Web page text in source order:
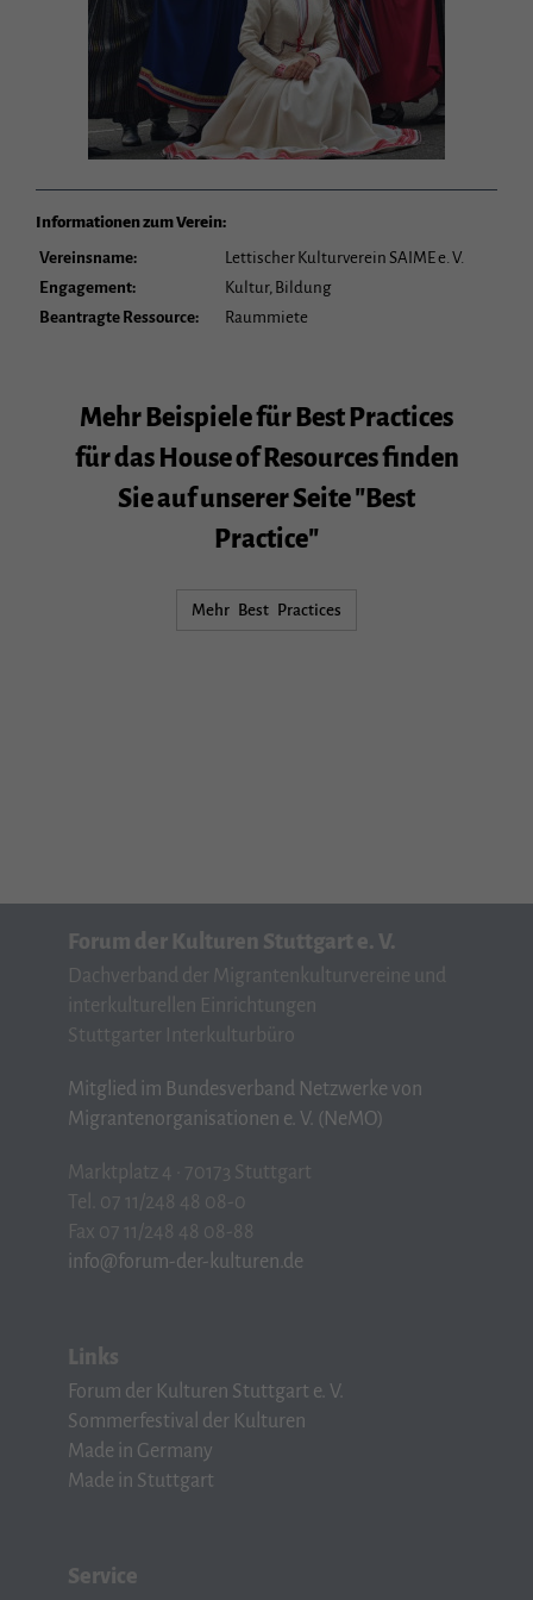
Informationen zum Verein:
Vereinsname:
Lettischer Kulturverein SAIME e. V.
Engagement:
Kultur, Bildung
Beantragte Ressource:
Raummiete
Mehr Beispiele für Best Practices
für das House of Resources finden
Sie auf unserer Seite "Best
Practice"
Mehr Best Practices
Forum der Kulturen Stuttgart e. V.
Dachverband der Migrantenkulturvereine und
interkulturellen Einrichtungen
Stuttgarter Interkulturbüro
Mitglied im Bundesverband Netzwerke von
Migrantenorganisationen e. V. (NeMO)
Marktplatz 4 · 70173 Stuttgart
Tel. 07 11/248 48 08-0
Fax 07 11/248 48 08-88
info@forum-der-kulturen.de
Links
Forum der Kulturen Stuttgart e. V.
Sommerfestival der Kulturen
Made in Germany
Made in Stuttgart
Service